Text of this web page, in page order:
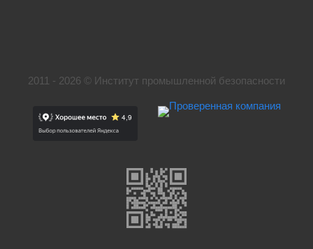
2011 - 2026 © Институт промышленной безопасности